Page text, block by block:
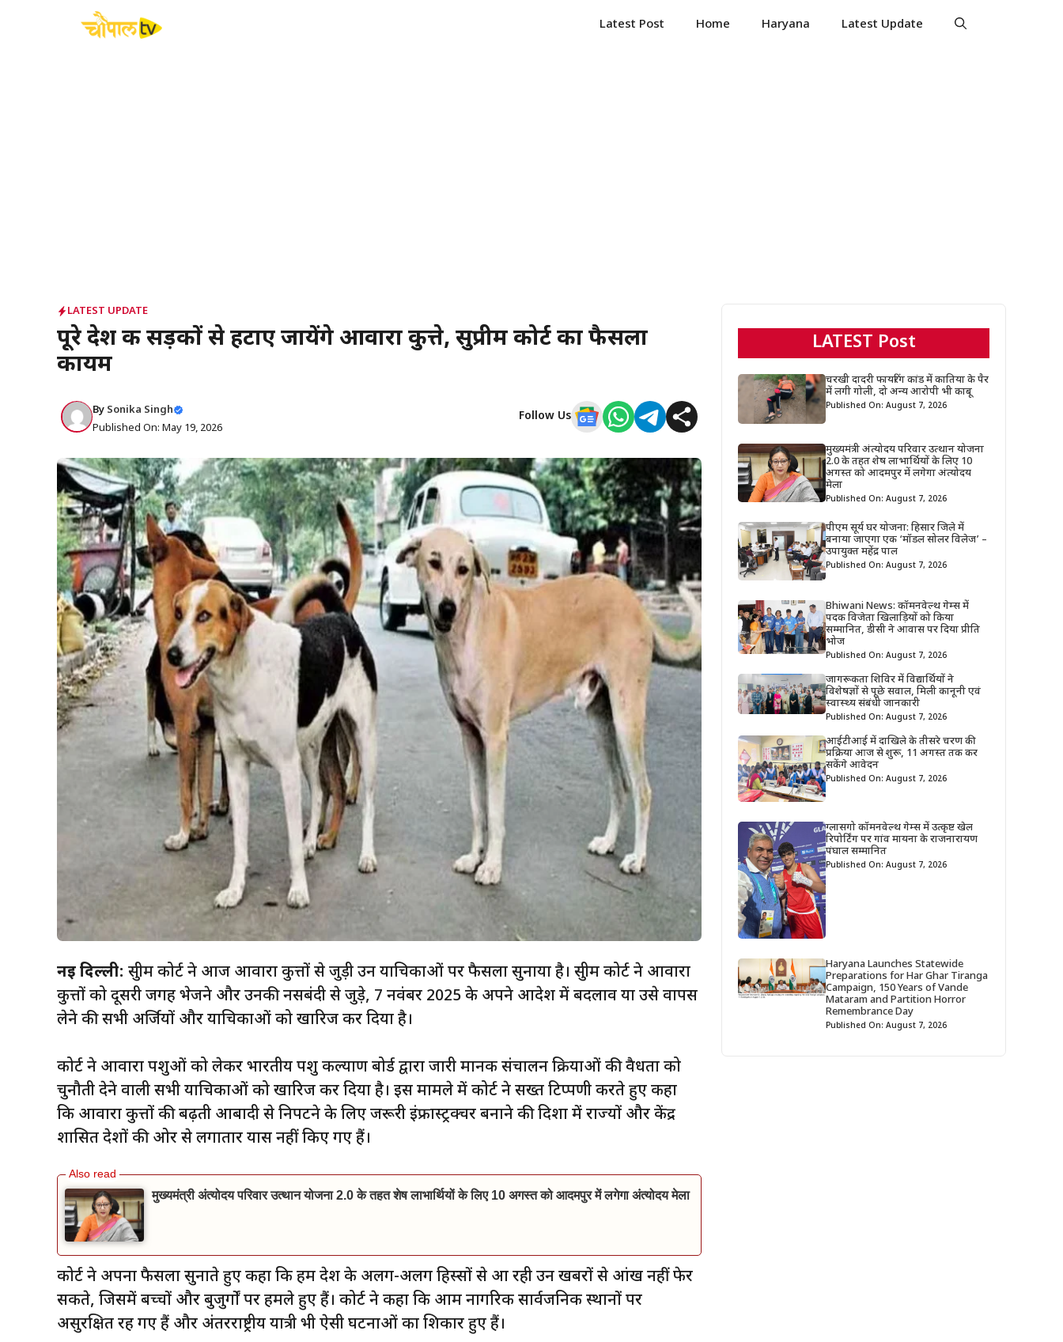
Latest Post Home Haryana Latest Update
LATEST UPDATE
पूरे देश की सड़कों से हटाए जायेंगे आवारा कुत्ते, सुप्रीम कोर्ट का फैसला
कायम
By Sonika Singh
Published On: May 19, 2026
Follow Us
नई दिल्ली: सुप्रीम कोर्ट ने आज आवारा कुत्तों से जुड़ी उन याचिकाओं पर फैसला सुनाया है। सुप्रीम कोर्ट ने आवारा
कुत्तों को दूसरी जगह भेजने और उनकी नसबंदी से जुड़े, 7 नवंबर 2025 के अपने आदेश में बदलाव या उसे वापस
लेने की सभी अर्जियों और याचिकाओं को खारिज कर दिया है।
कोर्ट ने आवारा पशुओं को लेकर भारतीय पशु कल्याण बोर्ड द्वारा जारी मानक संचालन प्रक्रियाओं की वैधता को
चुनौती देने वाली सभी याचिकाओं को खारिज कर दिया है। इस मामले में कोर्ट ने सख्त टिप्पणी करते हुए कहा
कि आवारा कुत्तों की बढ़ती आबादी से निपटने के लिए जरूरी इंफ्रास्ट्रक्चर बनाने की दिशा में राज्यों और केंद्र
शासित प्रदेशों की ओर से लगातार प्रयास नहीं किए गए हैं।
मुख्यमंत्री अंत्योदय परिवार उत्थान योजना 2.0 के तहत शेष लाभार्थियों के लिए 10 अगस्त को आदमपुर में लगेगा अंत्योदय मेला
कोर्ट ने अपना फैसला सुनाते हुए कहा कि हम देश के अलग-अलग हिस्सों से आ रही उन खबरों से आंख नहीं फेर
सकते, जिसमें बच्चों और बुजुर्गों पर हमले हुए हैं। कोर्ट ने कहा कि आम नागरिक सार्वजनिक स्थानों पर
असुरक्षित रह गए हैं और अंतरराष्ट्रीय यात्री भी ऐसी घटनाओं का शिकार हुए हैं।
LATEST Post
चरखी दादरी फायरिंग कांड में कातिया के पैर
में लगी गोली, दो अन्य आरोपी भी काबू
Published On: August 7, 2026
मुख्यमंत्री अंत्योदय परिवार उत्थान योजना
2.0 के तहत शेष लाभार्थियों के लिए 10
अगस्त को आदमपुर में लगेगा अंत्योदय
मेला
Published On: August 7, 2026
पीएम सूर्य घर योजना: हिसार जिले में
बनाया जाएगा एक ‘मॉडल सोलर विलेज’ –
उपायुक्त महेंद्र पाल
Published On: August 7, 2026
Bhiwani News: कॉमनवेल्थ गेम्स में
पदक विजेता खिलाड़ियों को किया
सम्मानित, डीसी ने आवास पर दिया प्रीति
भोज
Published On: August 7, 2026
जागरूकता शिविर में विद्यार्थियों ने
विशेषज्ञों से पूछे सवाल, मिली कानूनी एवं
स्वास्थ्य संबंधी जानकारी
Published On: August 7, 2026
आईटीआई में दाखिले के तीसरे चरण की
प्रक्रिया आज से शुरू, 11 अगस्त तक कर
सकेंगे आवेदन
Published On: August 7, 2026
ग्लासगो कॉमनवेल्थ गेम्स में उत्कृष्ट खेल
रिपोर्टिंग पर गांव मायना के राजनारायण
पंघाल सम्मानित
Published On: August 7, 2026
Haryana Launches Statewide
Preparations for Har Ghar Tiranga
Campaign, 150 Years of Vande
Mataram and Partition Horror
Remembrance Day
Published On: August 7, 2026